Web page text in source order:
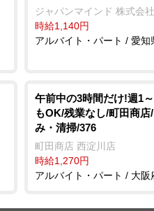
ジャパンマインド 株式会
時給1,140円
アルバイト・パート / 愛知
午前中の3時間だけ!週1
もOK/残業なし/町田商
み・清掃/376
町田商店 西淀川店
時給1,270円
アルバイト・パート / 大阪